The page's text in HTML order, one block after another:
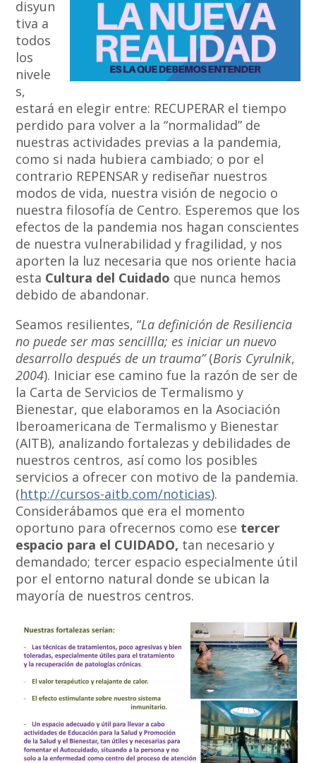
disyun
tiva a
todos
los
nivele
s,
estará en elegir entre: RECUPERAR el tiempo
perdido para volver a la “normalidad” de
nuestras actividades previas a la pandemia,
como si nada hubiera cambiado; o por el
contrario REPENSAR y rediseñar nuestros
modos de vida, nuestra visión de negocio o
nuestra filosofía de Centro. Esperemos que los
efectos de la pandemia nos hagan conscientes
de nuestra vulnerabilidad y fragilidad, y nos
aporten la luz necesaria que nos oriente hacia
esta Cultura del Cuidado que nunca hemos
debido de abandonar.
Seamos resilientes, “La definición de Resiliencia
no puede ser mas sencillla; es iniciar un nuevo
desarrollo después de un trauma”(Boris Cyrulnik,
2004). Iniciar ese camino fue la razón de ser de
la Carta de Servicios de Termalismo y
Bienestar, que elaboramos en la Asociación
Iberoamericana de Termalismo y Bienestar
(AITB), analizando fortalezas y debilidades de
nuestros centros, así como los posibles
servicios a ofrecer con motivo de la pandemia.
(http://cursos-aitb.com/noticias).
Considerábamos que era el momento
oportuno para ofrecernos como ese tercer
espacio para el CUIDADO, tan necesario y
demandado; tercer espacio especialmente útil
por el entorno natural donde se ubican la
mayoría de nuestros centros.